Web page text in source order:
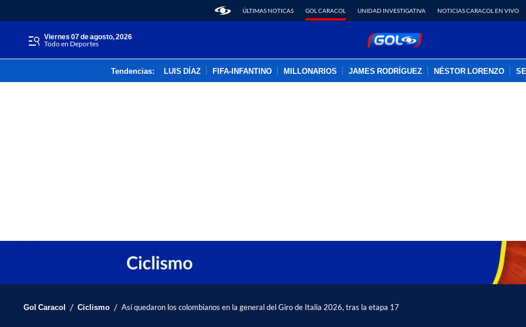
ÚLTIMAS NOTICAS GOL CARACOL UNIDAD INVESTIGATIVA NOTICIAS CARACOL EN VIVO
viernes 07 de agosto, 2026
Todo en Deportes
Tendencias: LUIS DÍAZ FIFA-INFANTINO MILLONARIOS JAMES RODRÍGUEZ NÉSTOR LORENZO
Gol Caracol / Ciclismo / Así quedaron los colombianos en la general del Giro de Italia 2026, tras la etapa 17